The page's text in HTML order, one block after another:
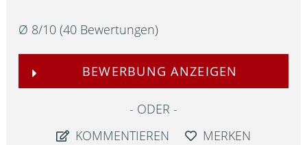
Ø 8/10 (40 Bewertungen)
BEWERBUNG ANZEIGEN
ODER
KOMMENTIEREN
MERKEN